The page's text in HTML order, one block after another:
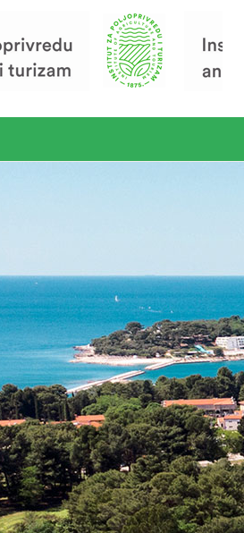
i prehranu
i razvoj poljoprivrede
imanje
vijeća